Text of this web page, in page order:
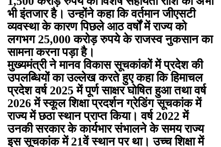
भी इंतजार है। उन्होंने कहा कि वर्तमान जीएसटी
व्यवस्था के कारण पिछले आठ वर्षों में राज्य को
लगभग 25,000 करोड़ रुपये के राजस्व नुकसान का
सामना करना पड़ा है।
मुख्यमंत्री ने मानव विकास सूचकांकों में प्रदेश की
उपलब्धियों का उल्लेख करते हुए कहा कि हिमाचल
प्रदेश वर्ष 2025 में पूर्ण साक्षर घोषित हुआ तथा वर्ष
2026 में स्कूल शिक्षा प्रदर्शन ग्रेडिंग सूचकांक में
राज्य में छठा स्थान प्राप्त किया। वर्ष 2022 में
उनकी सरकार के कार्यभार संभालने के समय राज्य
इस सूचकांक में 21वें स्थान पर था। उच्च शिक्षा में